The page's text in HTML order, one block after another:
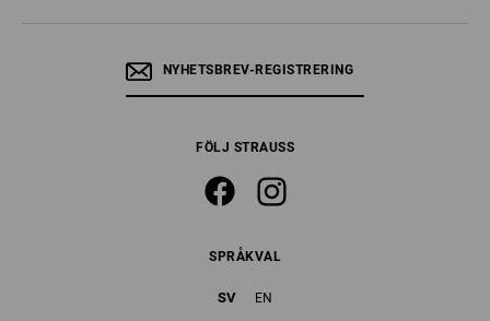
NYHETSBREV-REGISTRERING
FÖLJ STRAUSS
SPRÅKVAL
SV EN